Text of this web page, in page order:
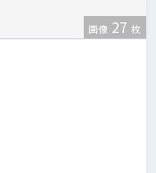
画像 27 枚